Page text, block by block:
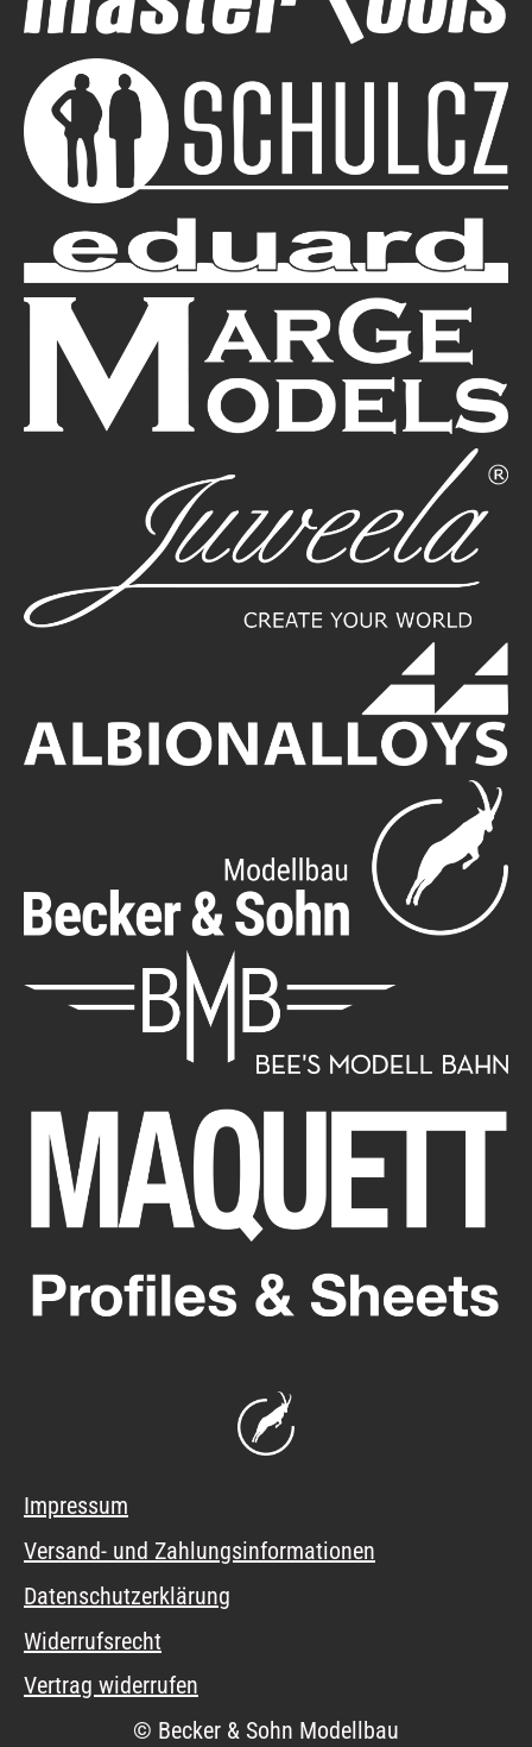
Impressum
Versand- und Zahlungsinformationen
Datenschutzerklärung
Widerrufsrecht
Vertrag widerrufen
© Becker & Sohn Modellbau